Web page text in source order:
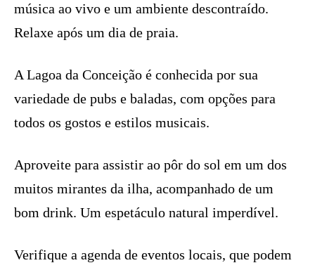
música ao vivo e um ambiente descontraído.
Relaxe após um dia de praia.
A Lagoa da Conceição é conhecida por sua
variedade de pubs e baladas, com opções para
todos os gostos e estilos musicais.
Aproveite para assistir ao pôr do sol em um dos
muitos mirantes da ilha, acompanhado de um
bom drink. Um espetáculo natural imperdível.
Verifique a agenda de eventos locais, que podem